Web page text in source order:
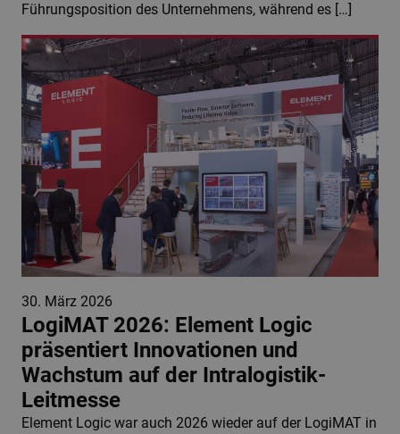
Führungsposition des Unternehmens, während es […]
30. März 2026
LogiMAT 2026: Element Logic
präsentiert Innovationen und
Wachstum auf der Intralogistik-
Leitmesse
Element Logic war auch 2026 wieder auf der LogiMAT in